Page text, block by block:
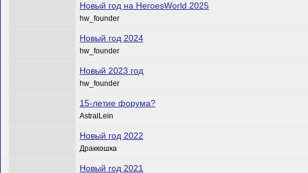
Новый год на HeroesWorld 2025
hw_founder
Новый год 2024
hw_founder
Новый 2023 год
hw_founder
15-летие форума?
AstralLein
Новый год 2022
Драккошка
Новый год 2021